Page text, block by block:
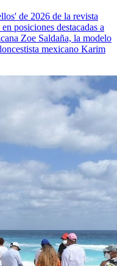
de 2026 de la revista
posiciones destacadas a
Zoe Saldaña, la modelo
mexicano Karim